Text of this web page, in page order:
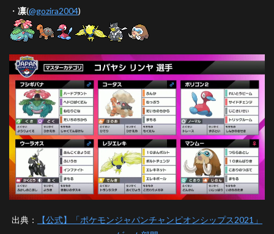
・ 凛(@gozira2004)
出典：
【公式】「ポケモンジャパンチャンピオンシップス2021」